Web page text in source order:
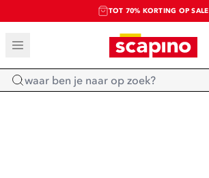
TOT 70% KORTING OP SALE
SALE: LAATSTE KANS!
SHOP NIEUW
Home